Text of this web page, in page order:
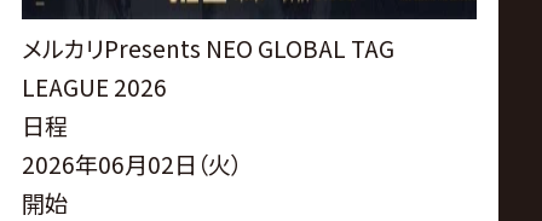
メルカリPresents NEO GLOBAL TAG
LEAGUE 2026
日程
2026年06月02日（火）
開始